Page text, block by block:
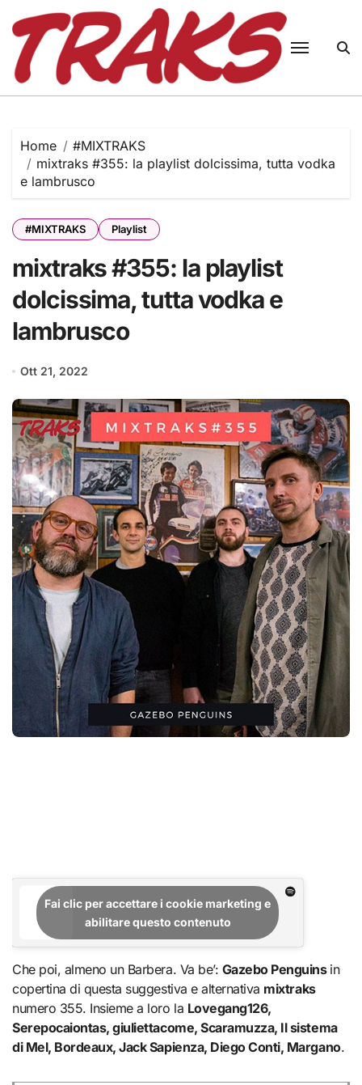
content
Home
#MIXTRAKS
mixtraks #355: la playlist dolcissima, tutta vodka
e lambrusco
#MIXTRAKS Playlist
mixtraks #355: la playlist
dolcissima, tutta vodka e
lambrusco
Ott 21, 2022
Fai clic per accettare i cookie marketing e
abilitare questo contenuto
Che poi, almeno un Barbera. Va be’: Gazebo Penguins in
copertina di questa suggestiva e alternativa mixtraks
numero 355. Insieme a loro la Lovegang126,
Serepocaiontas, giuliettacome, Scaramuzza, Il sistema
di Mel, Bordeaux, Jack Sapienza, Diego Conti, Margano.